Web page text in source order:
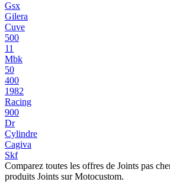
Gsx
Gilera
Cuve
500
11
Mbk
50
400
1982
Racing
900
Dr
Cylindre
Cagiva
Skf
Comparez toutes les offres de Joints pas
produits Joints sur Motocustom.